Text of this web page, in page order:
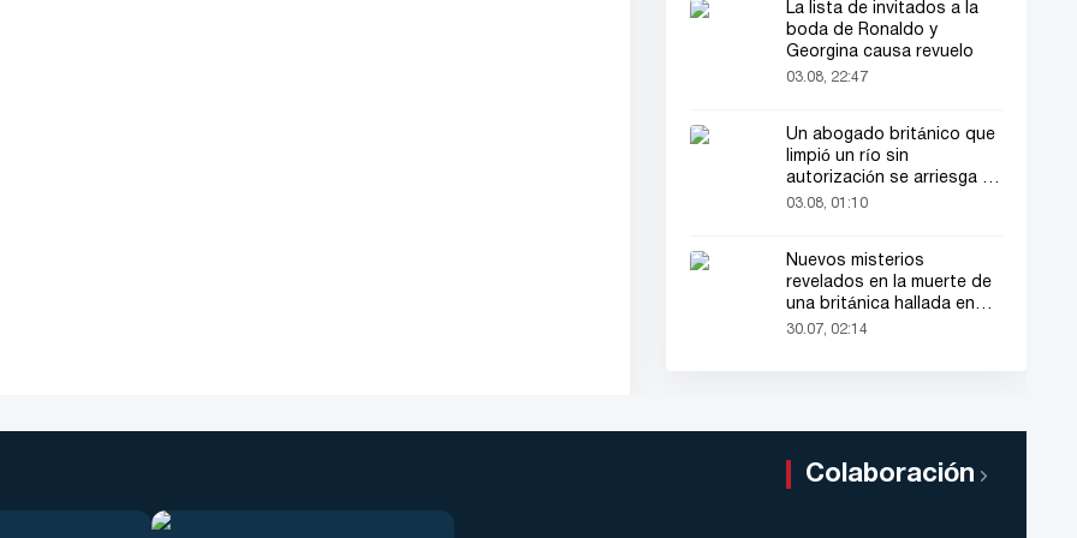
La lista de invitados a la
boda de Ronaldo y
Georgina causa revuelo
03.08, 22:47
Un abogado británico que
limpió un río sin
autorización se arriesga a
hasta 2 años de cárcel
03.08, 01:10
Nuevos misterios
revelados en la muerte de
una británica hallada en
una maleta
30.07, 02:14
Colaboración